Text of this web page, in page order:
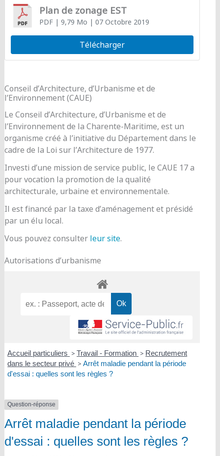
Plan de zonage EST
PDF| 9,79 Mo | 07 Octobre 2019
Télécharger
Conseil d’Architecture, d’Urbanisme et de
l’Environnement (CAUE)
Le Conseil d’Architecture, d’Urbanisme et de
l’Environnement de la Charente-Maritime, est un
organisme créé à l’initiative du Département dans le
cadre de la Loi sur l’Architecture de 1977.
Investi d’une mission de service public, le CAUE 17 a
pour vocation la promotion de la qualité
architecturale, urbaine et environnementale.
Il est financé par la taxe d’aménagement et présidé
par un élu local.
Vous pouvez consulter leur site.
Autorisations d’urbanisme
Accueil particuliers > Travail - Formation > Recrutement
dans le secteur privé > Arrêt maladie pendant la période
d'essai : quelles sont les règles ?
Question-réponse
Arrêt maladie pendant la période
d'essai : quelles sont les règles ?